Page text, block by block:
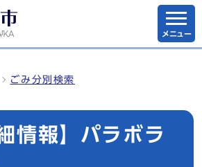
メニュー
ごみ分別検索
情報】パラボラ